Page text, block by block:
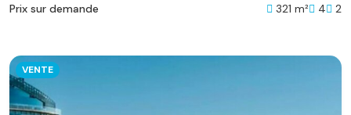
Prix sur demande 321 m² 4 2
VENTE